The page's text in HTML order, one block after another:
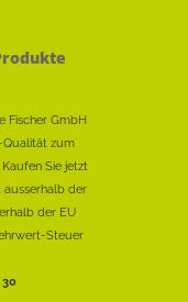
Fischer GmbH
Qualität zum
Sie jetzt
ausserhalb der
der EU
Steuer
30